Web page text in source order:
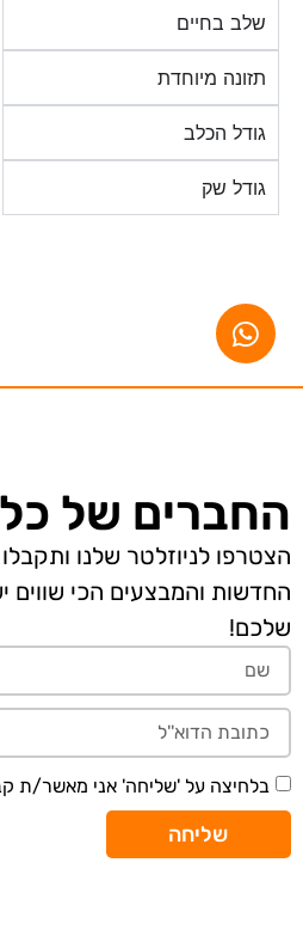
שלב בחיים
תזונה מיוחדת
גודל הכלב
גודל שק
החברים של
הצטרפו לניוזלטר שלנו
החדשות והמבצעים הכי שווים
שלכם!
בלחיצה על 'שליחה' אני מאשר/ת
שליחה